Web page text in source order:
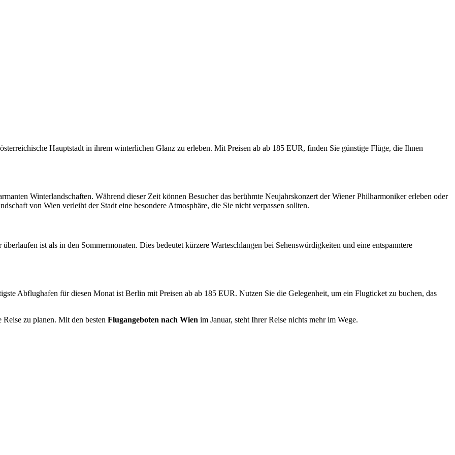
Hauptstadt in ihrem winterlichen Glanz zu erleben. Mit Preisen ab ab 185 EUR, finden Sie günstige Flüge, die Ihnen
Winterlandschaften. Während dieser Zeit können Besucher das berühmte Neujahrskonzert der Wiener Philharmoniker erleben oder
von Wien verleiht der Stadt eine besondere Atmosphäre, die Sie nicht verpassen sollten.
ist als in den Sommermonaten. Dies bedeutet kürzere Warteschlangen bei Sehenswürdigkeiten und eine entspanntere
Abflughafen für diesen Monat ist Berlin mit Preisen ab ab 185 EUR. Nutzen Sie die Gelegenheit, um ein Flugticket zu buchen, das
zu planen. Mit den besten Flugangeboten nach Wien im Januar, steht Ihrer Reise nichts mehr im Wege.